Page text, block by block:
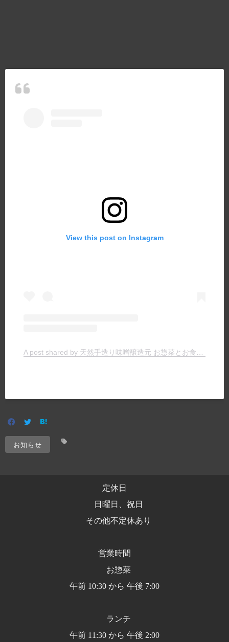
View this post on Instagram
お知らせ
定休日
日曜日、祝日
その他不定休あり
営業時間
お惣菜
午前 10:30 から 午後 7:00
ランチ
午前 11:30 から 午後 2:00